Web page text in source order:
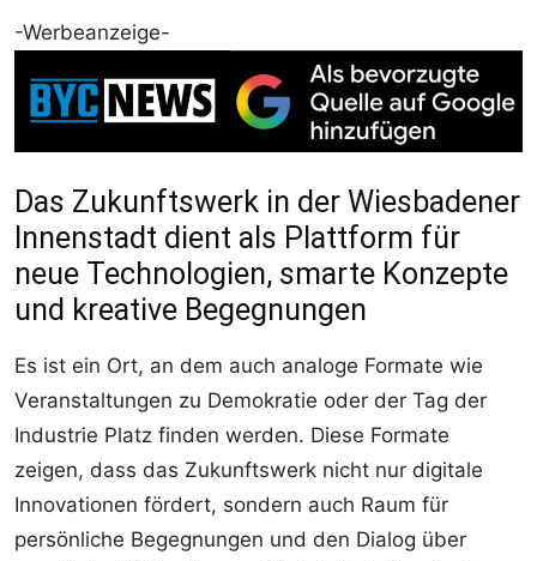
-Werbeanzeige-
Das Zukunftswerk in der Wiesbadener
Innenstadt dient als Plattform für
neue Technologien, smarte Konzepte
und kreative Begegnungen
Es ist ein Ort, an dem auch analoge Formate wie
Veranstaltungen zu Demokratie oder der Tag der
Industrie Platz finden werden. Diese Formate
zeigen, dass das Zukunftswerk nicht nur digitale
Innovationen fördert, sondern auch Raum für
persönliche Begegnungen und den Dialog über